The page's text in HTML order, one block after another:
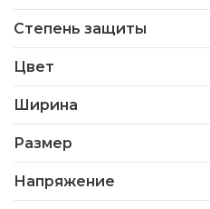
Степень защиты
Цвет
Ширина
Размер
Напряжение